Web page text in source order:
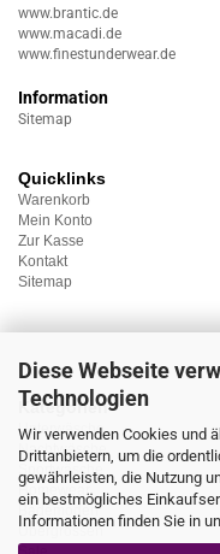
Diese Webseite
Technologien
Wir verwenden Cookies und
Drittanbietern, um die
gewährleisten, die Nutzung
ein bestmögliches
Informationen finden Sie in
www.brantic.de
www.macadi.de
www.finestunderwear.de
Information
Sitemap
Quicklinks
Warenkorb
Mein Konto
Zur Kasse
Kontakt
Sitemap
Kategorien
Unterwäsche
Nachtwäsche
Sportwäsche
Homewear
Bademoden
Übergrössen